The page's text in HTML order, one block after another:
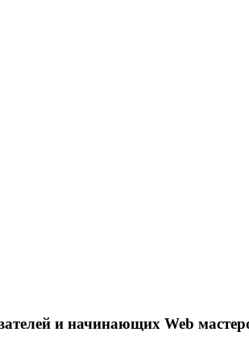
и начинающих Web